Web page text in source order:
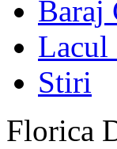
Baraj
Stiri
Florica